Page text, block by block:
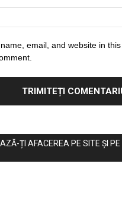
email, and website in
ȚI AFACEREA PE SITE ȘI